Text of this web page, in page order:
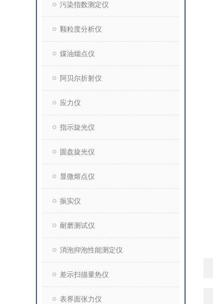
污染指数测定仪
颗粒度分析仪
煤油烟点仪
阿贝尔折射仪
应力仪
指示旋光仪
圆盘旋光仪
显微熔点仪
振实仪
耐磨测试仪
消泡抑泡性能测定仪
差示扫描量热仪
表界面张力仪